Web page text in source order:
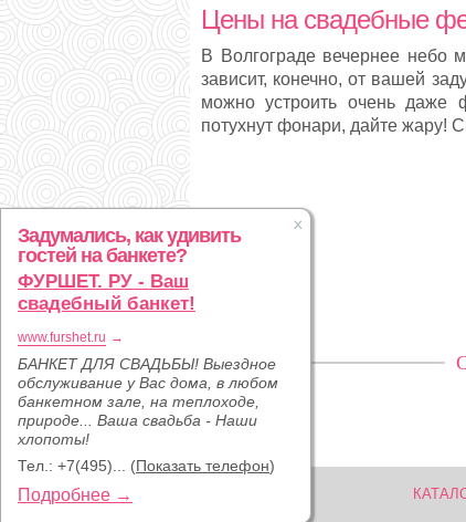
Цены на свадебные
В Волгограде вечернее небо
зависит, конечно, от вашей
можно устроить очень даже
потухнут фонари, дайте жару!
Задумались, как удивить
гостей на банкете?
ФУРШЕТ. РУ - Ваш
свадебный банкет!
www.furshet.ru →
БАНКЕТ ДЛЯ СВАДЬБЫ! Выездное
обслуживание у Вас дома, в любом
банкетном зале, на теплоходе,
природе... Ваша свадьба - Наши
хлопоты!
Тел.: +7(495)... (Показать телефон)
Подробнее →